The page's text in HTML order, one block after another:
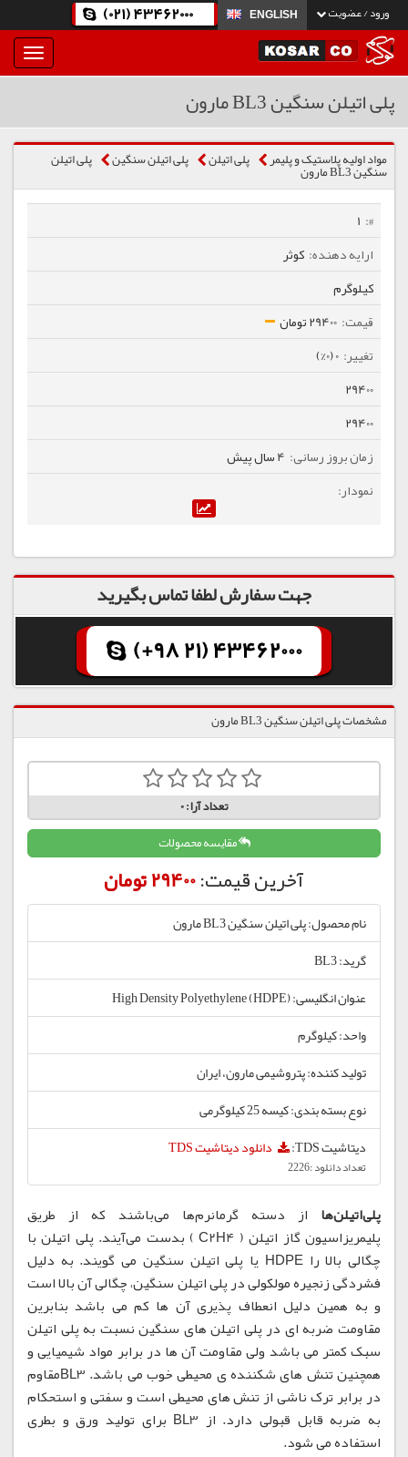
ورود / عضویت ENGLISH
(021) 43462000
بار
و
پلی اتیلن سنگین BL3 مارون
مواد اولیه پلاستیک و پلیمر پلی اتیلن پلی اتیلن سنگین پلی اتیلن
سنگین BL3 مارون
1
کوثر
کیلوگرم
29400 تومان
0 (0%)
29400
29400
4 سال پیش
جهت سفارش لطفا تماس بگیرید
(+98 21) 43462000
مشخصات پلی اتیلن سنگین BL3 مارون
تعداد آرا:0
مقایسه محصولات
آخرین قیمت:29400 تومان
نام محصول: پلی اتیلن سنگین BL3 مارون
گرید: BL3
عنوان انگلیسی: High Density Polyethylene (HDPE)
واحد: کیلوگرم
تولید کننده: پتروشیمی مارون، ایران
نوع بسته بندی: کیسه 25 کیلوگرمی
دیتاشیت TDS:
دانلود دیتاشیت TDS
تعداد دانلود :2226
پلی‌اتیلن‌ها از دسته گرمانرم‌ها می‌باشند که از طریق
پلیمریزاسیون گاز اتیلن ( C2H4 ) بدست می‌آیند. پلی اتیلن با
چگالی بالا را HDPE یا پلی اتیلن سنگین می گویند. به دلیل
فشردگی زنجیره مولکولی در پلی اتیلن سنگین، چگالی آن بالا است
و به همین دلیل انعطاف پذیری آن ها کم می باشد بنابرین
مقاومت ضربه ای در پلی اتیلن های سنگین نسبت به پلی اتیلن
سبک کمتر می باشد ولی مقاومت آن ها در برابر مواد شیمیایی و
همچنین تنش های شکننده ی محیطی خوب می باشد. BL3مقاوم
در برابر ترک ناشی از تنش های محیطی است و سفتی و استحکام
به ضربه قابل قبولی دارد. از BL3 برای تولید ورق و بطری
استفاده می شود.